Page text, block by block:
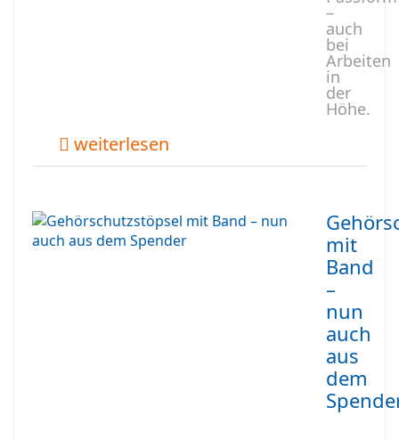
–
auch
bei
Arbeiten
in
der
Höhe.
weiterlesen
mit
Band
–
nun
auch
aus
dem